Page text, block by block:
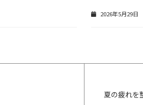
2026年5月29日
夏の疲れを